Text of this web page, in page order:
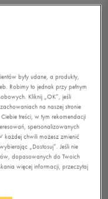
były udane, a produkty,
Robimy to jednak przy pełnym
Kliknij „OK”, jeśli
na naszej stronie
treści, w tym rekomendacji
spersonalizowanych
każdej chwili możesz zmienić
„Dostosuj”. Jeśli nie
dopasowanych do Twoich
więcej informacji, przeczytaj